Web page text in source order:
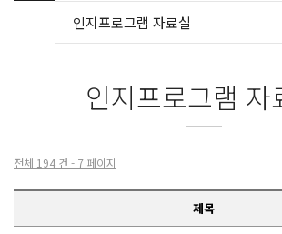
인지프로그램 자료실
인지프로그램 자
전체 194 건 - 7 페이지
제목